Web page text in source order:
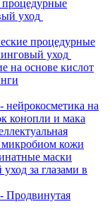
уход
процедурные
уход
на основе кислот
нейрокосметика на
конопли и мака
микробиом кожи
маски
за глазами в
Продвинутая